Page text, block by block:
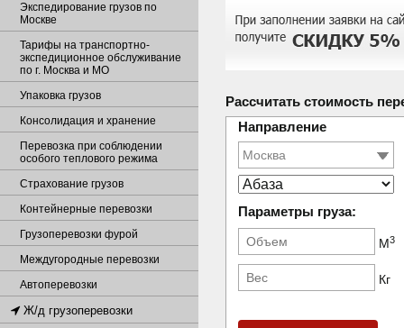
Рассчитать стоимость
Направление
Параметры груза:
М3
Кг
Экспедирование грузов по
Москве
Тарифы на транспортно-
экспедиционное обслуживание
по г. Москва и МО
Упаковка грузов
Консолидация и хранение
Перевозка при соблюдении
особого теплового режима
Страхование грузов
Контейнерные перевозки
Грузоперевозки фурой
Междугородные перевозки
Автоперевозки
Ж/д грузоперевозки